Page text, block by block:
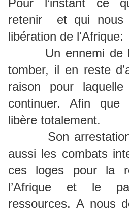
Pour l’instant ce
retenir et qui nous
libération de l'Afrique:
Un ennemi de
tomber, il en reste
raison pour
continuer. Afin
libère totalement.
Son
aussi les combats
ces loges pour la
l’Afrique et le
ressources. A nous